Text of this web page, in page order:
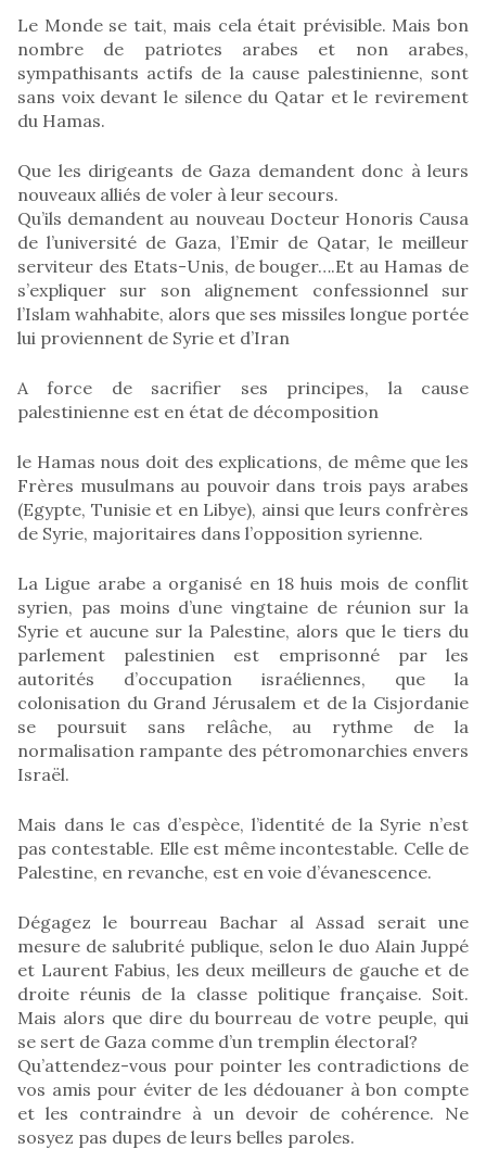
Le Monde se tait, mais cela était prévisible. Mais bon
nombre de patriotes arabes et non arabes,
sympathisants actifs de la cause palestinienne, sont
sans voix devant le silence du Qatar et le revirement
du Hamas.
Que les dirigeants de Gaza demandent donc à leurs
nouveaux alliés de voler à leur secours.
Qu’ils demandent au nouveau Docteur Honoris Causa
de l’université de Gaza, l’Emir de Qatar, le meilleur
serviteur des Etats-Unis, de bouger….Et au Hamas de
s’expliquer sur son alignement confessionnel sur
l’Islam wahhabite, alors que ses missiles longue portée
lui proviennent de Syrie et d’Iran
A force de sacrifier ses principes, la cause
palestinienne est en état de décomposition
le Hamas nous doit des explications, de même que les
Frères musulmans au pouvoir dans trois pays arabes
(Egypte, Tunisie et en Libye), ainsi que leurs confrères
de Syrie, majoritaires dans l’opposition syrienne.
La Ligue arabe a organisé en 18 huis mois de conflit
syrien, pas moins d’une vingtaine de réunion sur la
Syrie et aucune sur la Palestine, alors que le tiers du
parlement palestinien est emprisonné par les
autorités d’occupation israéliennes, que la
colonisation du Grand Jérusalem et de la Cisjordanie
se poursuit sans relâche, au rythme de la
normalisation rampante des pétromonarchies envers
Israël.
Mais dans le cas d’espèce, l’identité de la Syrie n’est
pas contestable. Elle est même incontestable. Celle de
Palestine, en revanche, est en voie d’évanescence.
Dégagez le bourreau Bachar al Assad serait une
mesure de salubrité publique, selon le duo Alain Juppé
et Laurent Fabius, les deux meilleurs de gauche et de
droite réunis de la classe politique française. Soit.
Mais alors que dire du bourreau de votre peuple, qui
se sert de Gaza comme d’un tremplin électoral?
Qu’attendez-vous pour pointer les contradictions de
vos amis pour éviter de les dédouaner à bon compte
et les contraindre à un devoir de cohérence. Ne
sosyez pas dupes de leurs belles paroles.